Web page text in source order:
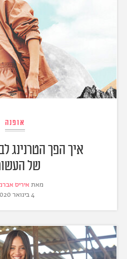
אופנה
איך הפך הטרנינג
של
מאת איריס
4 בינואר 2020